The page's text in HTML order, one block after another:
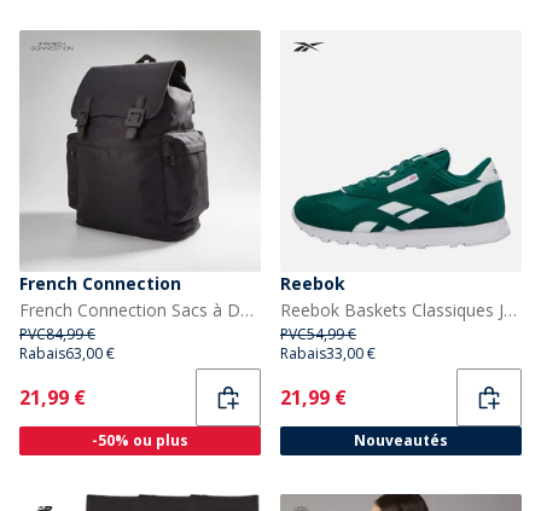
French Connection
French Connection Sacs à Dos FC Homme Noir
PVC84,99 €
Rabais63,00 €
Current
21,99 €
-50% ou plus
Reebok
Reebok Baskets Classiques Junior en Nylon Vert Métallisé/Blanc/Vert Métallisé Metalgreen/Blanc/Metal Green
PVC54,99 €
Rabais33,00 €
Current
21,99 €
Nouveautés